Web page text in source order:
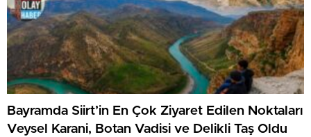
Bayramda Siirt’in En Çok Ziyaret Edilen Noktaları
Veysel Karani, Botan Vadisi ve Delikli Taş Oldu